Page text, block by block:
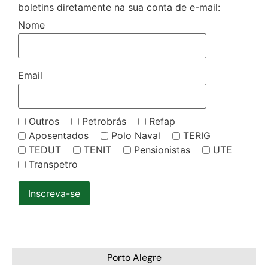
boletins diretamente na sua conta de e-mail:
Nome
Email
Outros Petrobrás
Refap
Aposentados
Polo Naval
TERIG
TEDUT
TENIT Pensionistas
UTE
Transpetro
Inscreva-se
Porto Alegre